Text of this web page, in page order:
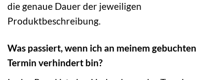
die genaue Dauer der jeweiligen
Produktbeschreibung.
Was passiert, wenn ich an meinem gebuchten
Termin verhindert bin?